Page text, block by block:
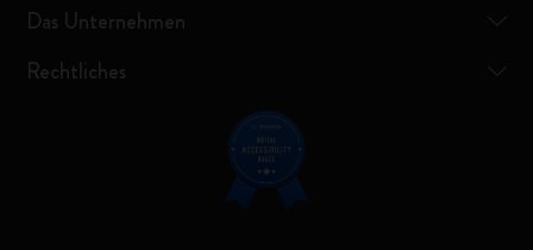
Das Unternehmen
Rechtliches